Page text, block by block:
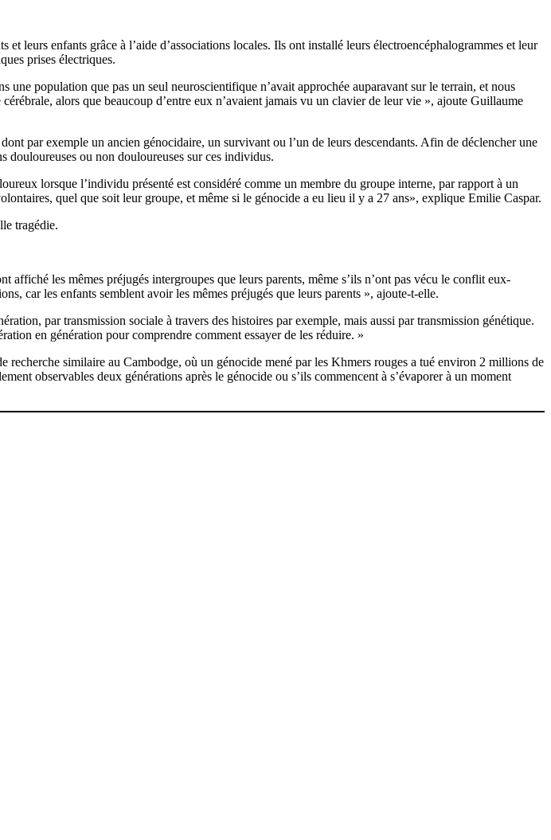
leurs enfants grâce à l’aide d’associations locales. Ils ont installé leurs électroencéphalogrammes et leur
prises électriques.
population que pas un seul neuroscientifique n’avait approchée auparavant sur le terrain, et nous
alors que beaucoup d’entre eux n’avaient jamais vu un clavier de leur vie », ajoute Guillaume
par exemple un ancien génocidaire, un survivant ou l’un de leurs descendants. Afin de déclencher une
douloureuses ou non douloureuses sur ces individus.
lorsque l’individu présenté est considéré comme un membre du groupe interne, par rapport à un
quel que soit leur groupe, et même si le génocide a eu lieu il y a 27 ans», explique Emilie Caspar.
tragédie.
affiché les mêmes préjugés intergroupes que leurs parents, même s’ils n’ont pas vécu le conflit eux-
car les enfants semblent avoir les mêmes préjugés que leurs parents », ajoute-t-elle.
par transmission sociale à travers des histoires par exemple, mais aussi par transmission génétique.
en génération pour comprendre comment essayer de les réduire. »
recherche similaire au Cambodge, où un génocide mené par les Khmers rouges a tué environ 2 millions de
observables deux générations après le génocide ou s’ils commencent à s’évaporer à un moment